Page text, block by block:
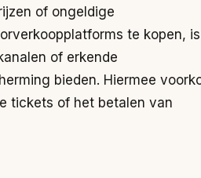
of ongeldige
te kopen,
of erkende
bieden. Hiermee
tickets of het betalen van